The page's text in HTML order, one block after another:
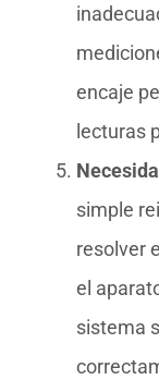
encaje
lecturas
simple
resolver
el
sistema